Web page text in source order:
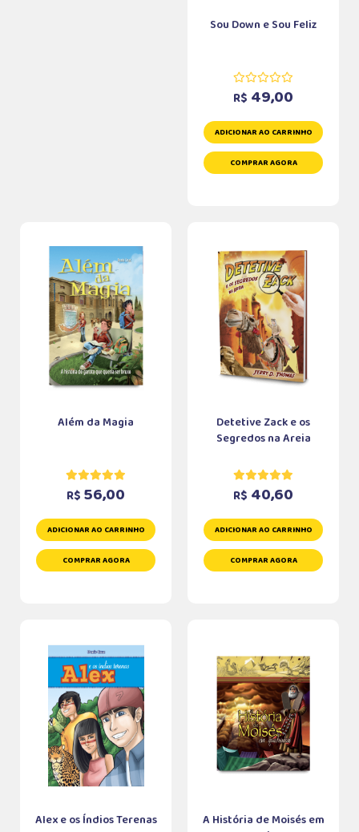
Sou Down e Sou Feliz
R$ 49,00
ADICIONAR AO CARRINHO
COMPRAR AGORA
Além da Magia
R$ 56,00
ADICIONAR AO CARRINHO
COMPRAR AGORA
Detetive Zack e os
Segredos na Areia
R$ 40,60
ADICIONAR AO CARRINHO
COMPRAR AGORA
Alex e os Índios Terenas
A História de Moisés em